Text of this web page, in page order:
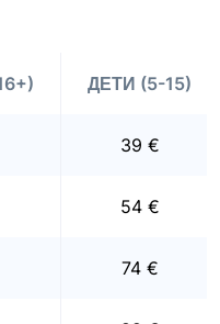
ДЕТИ (5-15)
39 €
54 €
74 €